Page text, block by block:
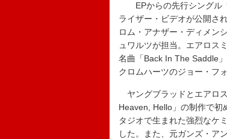
EPからの先行シングル「
ライザー・ビデオが公開さ
ロム・アナザー・ディメン
ュワルツが担当。エアロス
名曲「Back In The Saddle
クロムハーツのジョー・フ
ヤングブラッドとエアロ
Heaven, Hello」の制作で初
タジオで生まれた強烈なケ
した。また、元ガンズ・ア